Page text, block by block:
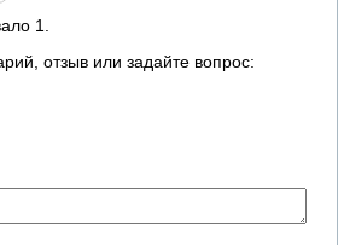
1
отзыв или задайте вопрос: